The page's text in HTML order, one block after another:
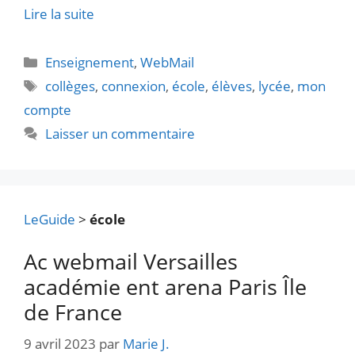
Lire la suite
Catégories
Enseignement,WebMail
Étiquettes
collèges, connexion, école, élèves, lycée, mon
compte
Laisser un commentaire
LeGuide > école
Ac webmail Versailles
académie ent arena Paris Île
de France
9 avril 2023 par Marie J.